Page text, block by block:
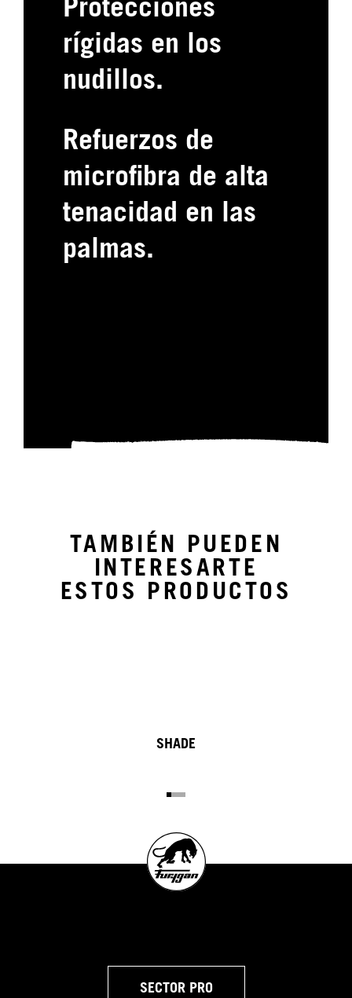
Protecciones
rígidas en los
nudillos.
Refuerzos de
microfibra de alta
tenacidad en las
palmas.
TAMBIÉN PUEDEN
INTERESARTE
ESTOS PRODUCTOS
SHADE
SECTOR PRO